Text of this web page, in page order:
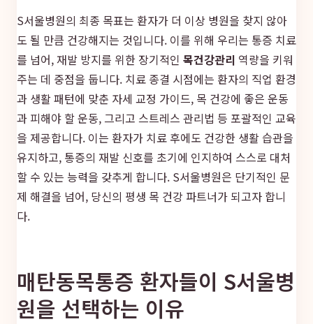
S서울병원의 최종 목표는 환자가 더 이상 병원을 찾지 않아
도 될 만큼 건강해지는 것입니다. 이를 위해 우리는 통증 치료
를 넘어, 재발 방지를 위한 장기적인 목건강관리 역량을 키워
주는 데 중점을 둡니다. 치료 종결 시점에는 환자의 직업 환경
과 생활 패턴에 맞춘 자세 교정 가이드, 목 건강에 좋은 운동
과 피해야 할 운동, 그리고 스트레스 관리법 등 포괄적인 교육
을 제공합니다. 이는 환자가 치료 후에도 건강한 생활 습관을
유지하고, 통증의 재발 신호를 초기에 인지하여 스스로 대처
할 수 있는 능력을 갖추게 합니다. S서울병원은 단기적인 문
제 해결을 넘어, 당신의 평생 목 건강 파트너가 되고자 합니
다.
매탄동목통증 환자들이 S서울병
원을 선택하는 이유